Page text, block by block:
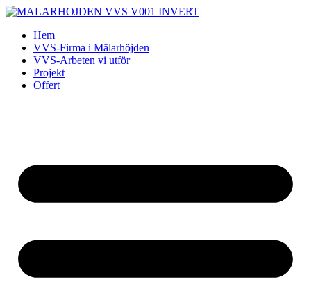
Skip
contentHem
VVS-Firma i Mälarhöjden
VVS-Arbeten vi utför
Projekt
Offert